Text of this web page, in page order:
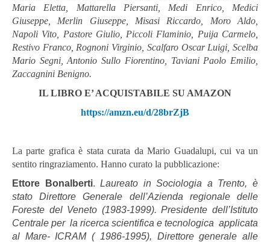
Maria Eletta, Mattarella Piersanti, Medi Enrico, Medici
Giuseppe, Merlin Giuseppe, Misasi Riccardo, Moro Aldo,
Napoli Vito, Pastore Giulio, Piccoli Flaminio, Puija Carmelo,
Restivo Franco, Rognoni Virginio, Scalfaro Oscar Luigi, Scelba
Mario Segni, Antonio Sullo Fiorentino, Taviani Paolo Emilio,
Zaccagnini Benigno.
IL LIBRO E’ ACQUISTABILE SU AMAZON
https://amzn.eu/d/28brZjB
La parte grafica è stata curata da Mario Guadalupi, cui va un
sentito ringraziamento. Hanno curato la pubblicazione:
Ettore Bonalberti. Laureato in Sociologia a Trento, è
stato Direttore Generale dell’Azienda regionale delle
Foreste del Veneto (1983-1999). Presidente dell’Istituto
Centrale per la ricerca scientifica e tecnologica applicata
al Mare- ICRAM ( 1986-1995), Direttore generale alle